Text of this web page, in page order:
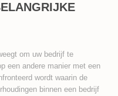
om uw bedrijf te
een andere manier met een
wordt waarin de
binnen een bedrijf